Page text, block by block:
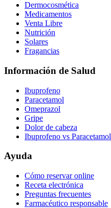
Dermocosmética
Medicamentos
Venta Libre
Nutrición
Solares
Fragancias
Información de Salud
Ibuprofeno
Paracetamol
Omeprazol
Gripe
Dolor de cabeza
Ibuprofeno vs Paracetamol
Ayuda
Cómo reservar online
Receta electrónica
Preguntas frecuentes
Farmacéutico responsable